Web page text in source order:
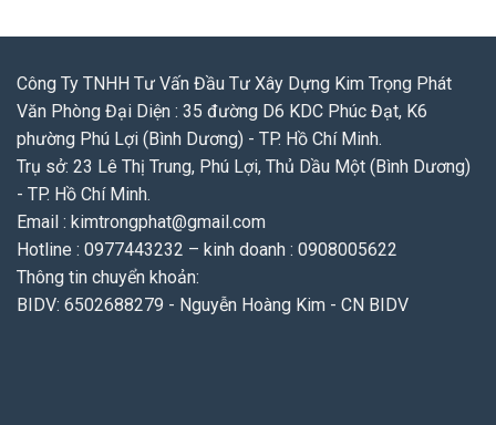
Công Ty TNHH Tư Vấn Đầu Tư Xây Dựng Kim Trọng Phát
Văn Phòng Đại Diện : 35 đường D6 KDC Phúc Đạt, K6
phường Phú Lợi (Bình Dương) - TP. Hồ Chí Minh.
Trụ sở: 23 Lê Thị Trung, Phú Lợi, Thủ Dầu Một (Bình Dương)
- TP. Hồ Chí Minh.
Email : kimtrongphat@gmail.com
Hotline : 0977443232 – kinh doanh : 0908005622
Thông tin chuyển khoản:
BIDV: 6502688279 - Nguyễn Hoàng Kim - CN BIDV